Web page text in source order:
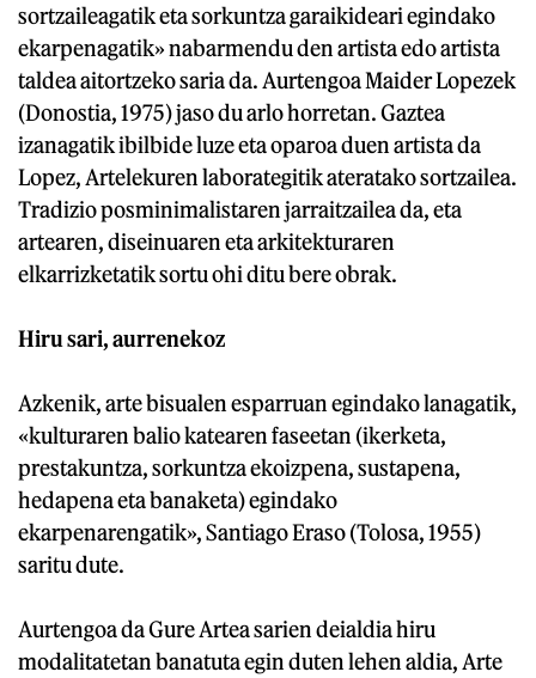
sortzaileagatik eta sorkuntza garaikideari egindako
ekarpenagatik» nabarmendu den artista edo artista
taldea aitortzeko saria da. Aurtengoa Maider Lopezek
(Donostia, 1975) jaso du arlo horretan. Gaztea
izanagatik ibilbide luze eta oparoa duen artista da
Lopez, Artelekuren laborategitik ateratako sortzailea.
Tradizio posminimalistaren jarraitzailea da, eta
artearen, diseinuaren eta arkitekturaren
elkarrizketatik sortu ohi ditu bere obrak.
Hiru sari, aurrenekoz
Azkenik, arte bisualen esparruan egindako lanagatik,
«kulturaren balio katearen faseetan (ikerketa,
prestakuntza, sorkuntza ekoizpena, sustapena,
hedapena eta banaketa) egindako
ekarpenarengatik», Santiago Eraso (Tolosa, 1955)
saritu dute.
Aurtengoa da Gure Artea sarien deialdia hiru
modalitatetan banatuta egin duten lehen aldia, Arte